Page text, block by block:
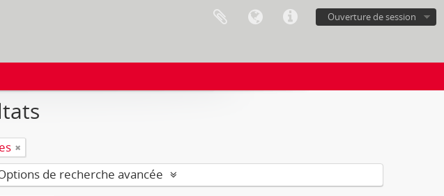
Ouverture de session
de recherche avancée